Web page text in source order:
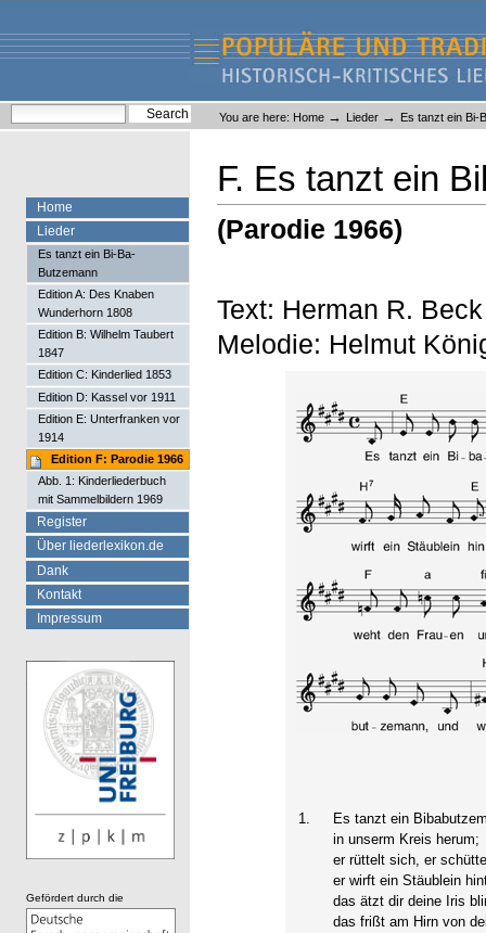
content.
navigation
Liederlexikon
Personal
tools
You are here: Home → Lieder → Es tanzt ein Bi-
F. Es tanzt ein
(Parodie 1966)
Text: Herman R.
Melodie: Helmut
1.
Es tanzt ein
in unserm Kreis herum;
er rüttelt sich, er
er wirft ein Stäublein
das ätzt dir deine Iris
das frißt am Hirn von
Home
Lieder
Es tanzt ein Bi-Ba-
Butzemann
Edition A: Des Knaben
Wunderhorn 1808
Edition B: Wilhelm Taubert
1847
Edition C: Kinderlied 1853
Edition D: Kassel vor 1911
Edition E: Unterfranken vor
1914
Edition F: Parodie 1966
Abb. 1: Kinderliederbuch
mit Sammelbildern 1969
Register
Über liederlexikon.de
Dank
Kontakt
Impressum
Gefördert durch die